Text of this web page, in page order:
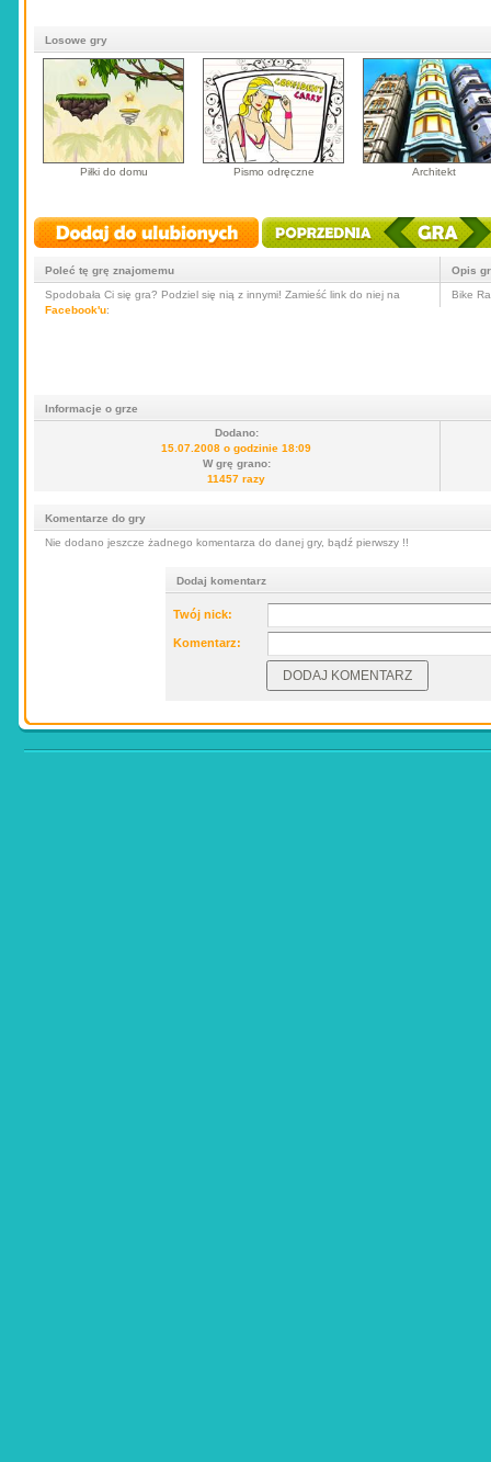
Losowe gry
Piłki do domu Pismo odręczne Architekt
Poleć tę grę znajomemu
Spodobała Ci się gra? Podziel się nią z innymi! Zamieść link do niej na
Facebook'u:
Opis
Bike
Informacje o grze
Dodano:
15.07.2008 o godzinie 18:09
W grę grano:
11457 razy
Komentarze do gry
Nie dodano jeszcze żadnego komentarza do danej gry, bądź pierwszy !!
Dodaj komentarz
Twój nick:
Komentarz: